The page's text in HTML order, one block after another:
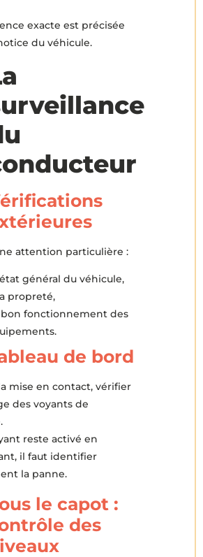
exacte est précisée
du véhicule.
attention particulière :
général du véhicule,
propreté,
bon fonctionnement des
de bord
mise en contact, vérifier
des voyants de
reste activé en
il faut identifier
la panne.
le capot :
des